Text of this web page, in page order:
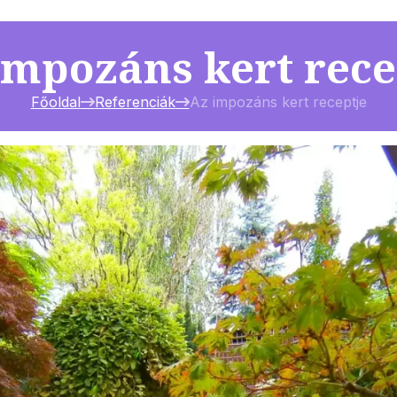
kert
Főoldal Referenciák Az impozáns kert receptje